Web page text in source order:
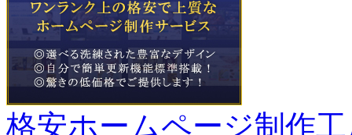
格安ホームページ制作